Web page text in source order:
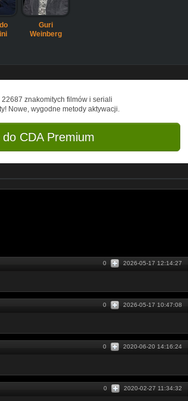
Guri
Weinberg
22687 znakomitych filmów i seriali
Nowe, wygodne metody aktywacji.
do CDA Premium
2026-05-17 12:14:27
0
2026-05-17 10:47:08
0
2020-06-20 14:16:24
0
2020-02-27 11:34:32
0